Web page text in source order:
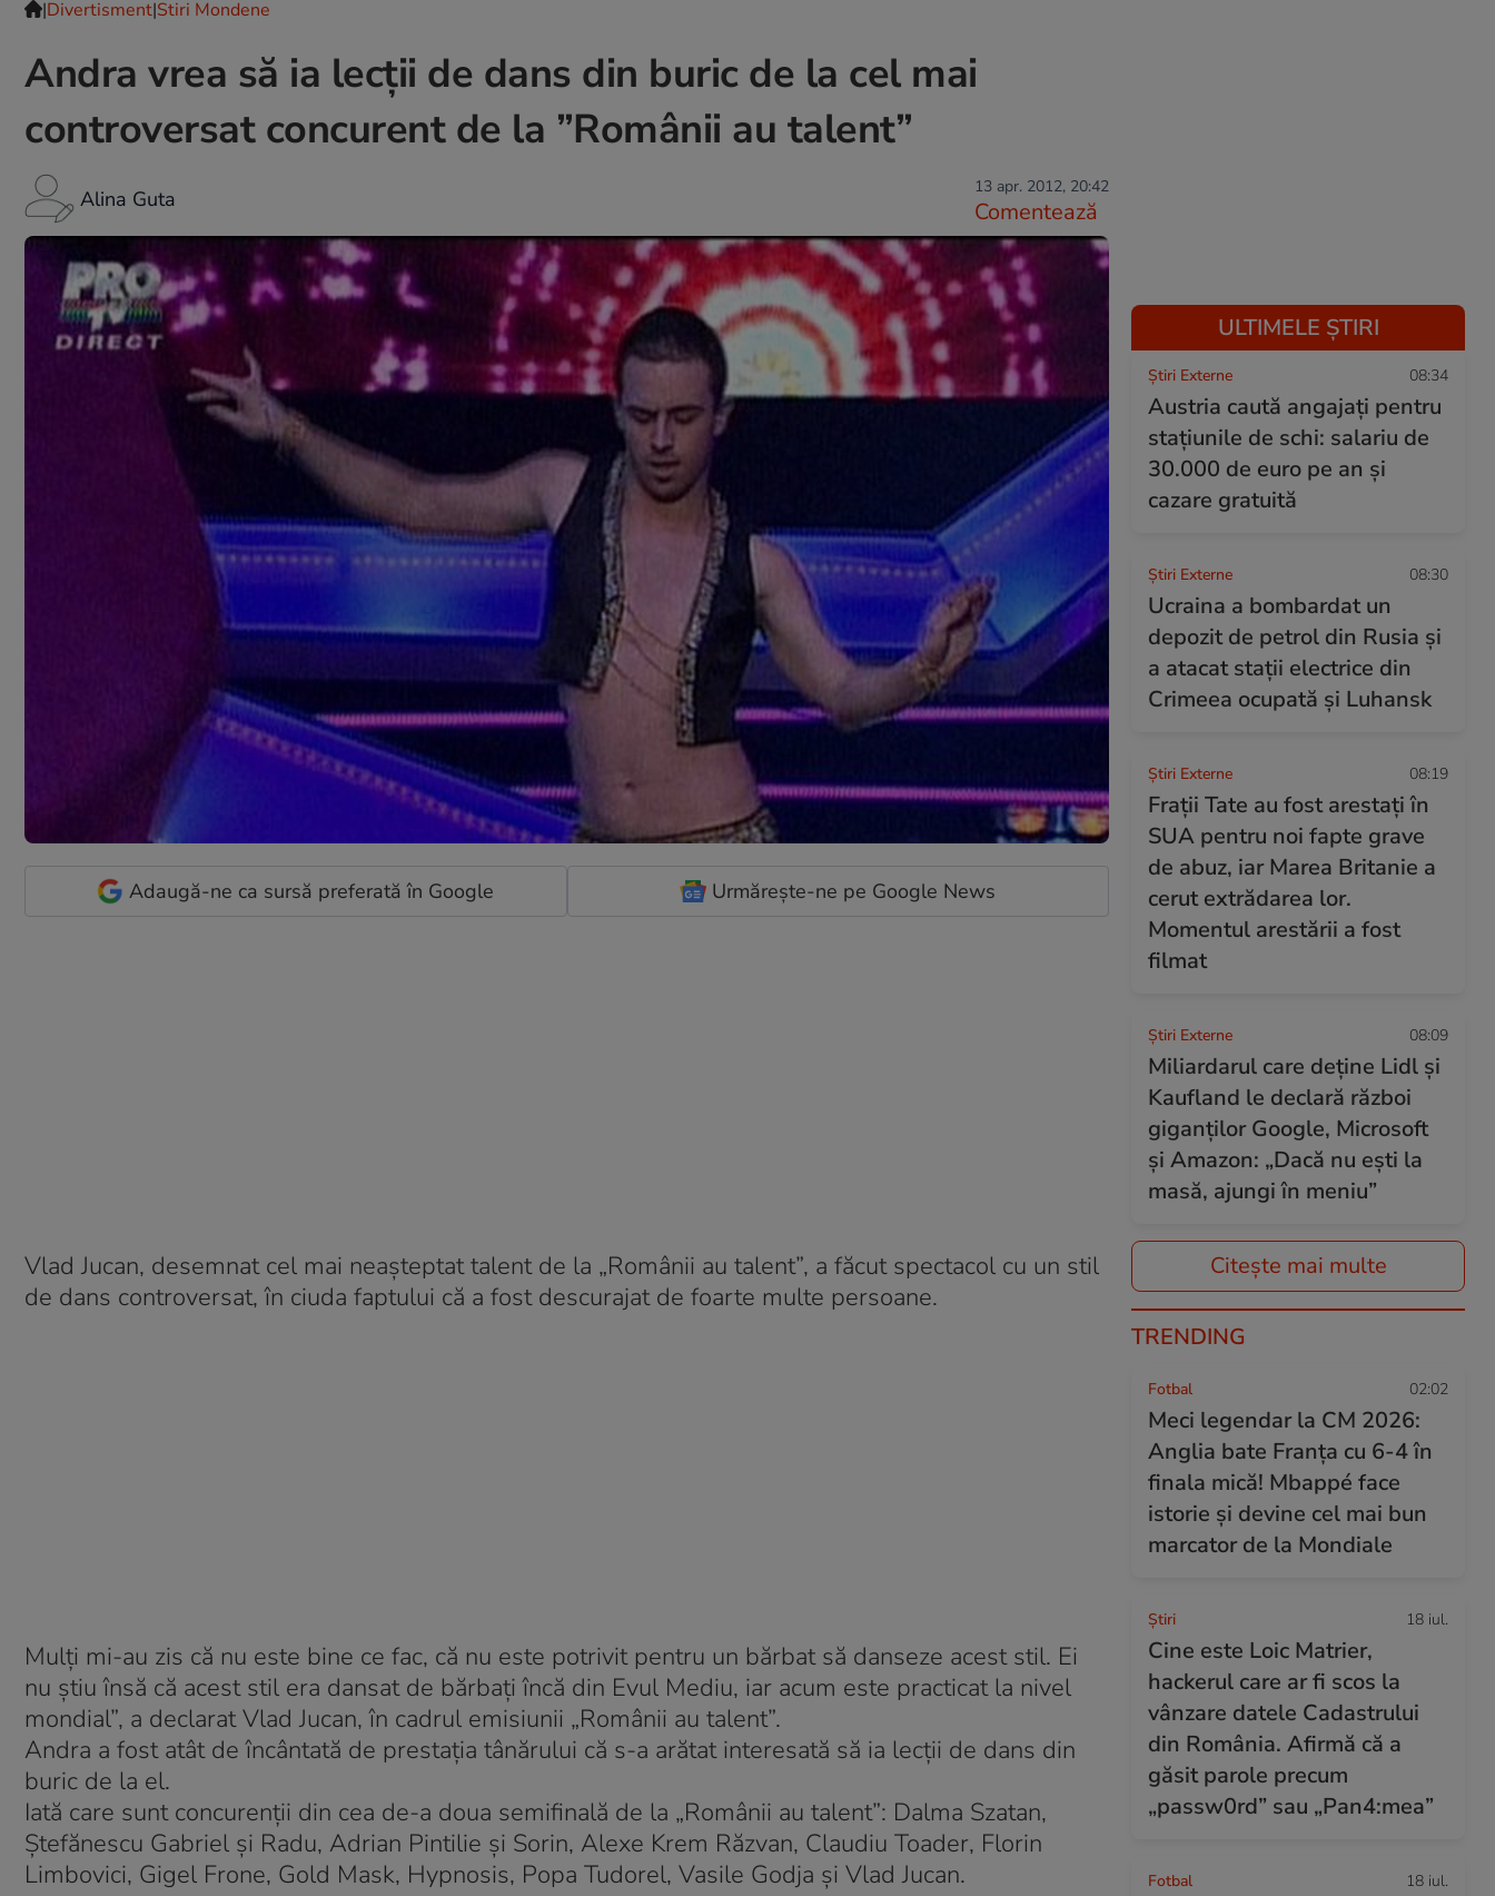
|Divertisment|Stiri Mondene
Andra vrea să ia lecții de dans din buric de la cel mai
controversat concurent de la ”Românii au talent”
Alina Guta 13 apr. 2012, 20:42
Comentează
Adaugă-ne ca sursă preferată în Google Urmărește-ne pe Google News
Vlad Jucan, desemnat cel mai neașteptat talent de la „Românii au talent”, a făcut spectacol cu un stil
de dans controversat, în ciuda faptului că a fost descurajat de foarte multe persoane.
Mulți mi-au zis că nu este bine ce fac, că nu este potrivit pentru un bărbat să danseze acest stil. Ei
nu știu însă că acest stil era dansat de bărbați încă din Evul Mediu, iar acum este practicat la nivel
mondial”, a declarat Vlad Jucan, în cadrul emisiunii „Românii au talent”.
Andra a fost atât de încântată de prestația tânărului că s-a arătat interesată să ia lecții de dans din
buric de la el.
Iată care sunt concurenții din cea de-a doua semifinală de la „Românii au talent”: Dalma Szatan,
Ștefănescu Gabriel și Radu, Adrian Pintilie și Sorin, Alexe Krem Răzvan, Claudiu Toader, Florin
Limbovici, Gigel Frone, Gold Mask, Hypnosis, Popa Tudorel, Vasile Godja și Vlad Jucan.
ULTIMELE ȘTIRI
Știri Externe 08:34
Austria caută angajați pentru
stațiunile de schi: salariu de
30.000 de euro pe an și
cazare gratuită
Știri Externe 08:30
Ucraina a bombardat un
depozit de petrol din Rusia și
a atacat stații electrice din
Crimeea ocupată și Luhansk
Știri Externe 08:19
Frații Tate au fost arestați în
SUA pentru noi fapte grave
de abuz, iar Marea Britanie a
cerut extrădarea lor.
Momentul arestării a fost
filmat
Știri Externe 08:09
Miliardarul care deține Lidl și
Kaufland le declară război
giganților Google, Microsoft
și Amazon: „Dacă nu ești la
masă, ajungi în meniu”
Citește mai multe
TRENDING
Fotbal 02:02
Meci legendar la CM 2026:
Anglia bate Franța cu 6-4 în
finala mică! Mbappé face
istorie și devine cel mai bun
marcator de la Mondiale
Ştiri 18 iul.
Cine este Loic Matrier,
hackerul care ar fi scos la
vânzare datele Cadastrului
din România. Afirmă că a
găsit parole precum
„passw0rd” sau „Pan4:mea”
Fotbal 18 iul.